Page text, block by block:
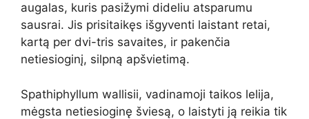
augalas, kuris pasižymi dideliu atsparumu
sausrai. Jis prisitaikęs išgyventi laistant retai,
kartą per dvi-tris savaites, ir pakenčia
netiesioginį, silpną apšvietimą.
Spathiphyllum wallisii, vadinamoji taikos lelija,
mėgsta netiesioginę šviesą, o laistyti ją reikia tik